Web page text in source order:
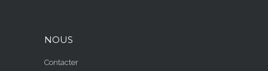
NOUS
Contacter